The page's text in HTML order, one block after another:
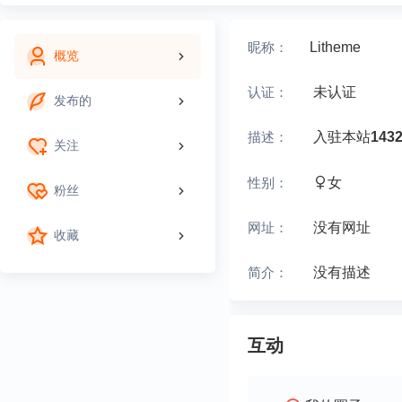
概览
发布的
关注
粉丝
收藏
昵称： Litheme
认证： 未认证
描述： 入驻本站1432
性别： 女
网址： 没有网址
简介： 没有描述
互动